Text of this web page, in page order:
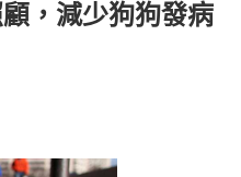
，減少狗狗發病